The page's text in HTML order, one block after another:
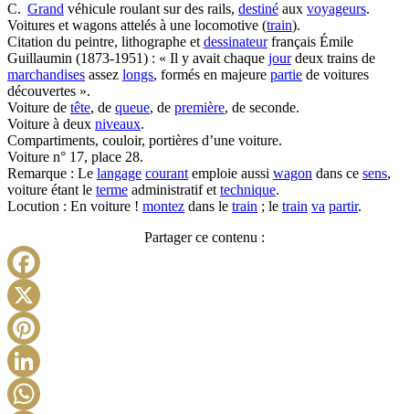
C. Grand véhicule roulant sur des rails, destiné aux voyageurs.
Voitures et wagons attelés à une locomotive (train).
Citation du peintre, lithographe et dessinateurfrançais Émile
Guillaumin (1873-1951) : « Il y avait chaque jourdeux trains de
marchandises assez longs, formés en majeure partie de voitures
découvertes ».
Voiture de tête, de queue, de première, de seconde.
Voiture à deux niveaux.
Compartiments, couloir, portières d’une voiture.
Voiture n° 17, place 28.
Remarque : Le langage courant emploie aussi wagon dans ce sens,
voiture étant le terme administratif et technique.
Locution : En voiture ! montez dans le train ; le train va partir.
Partager ce contenu :